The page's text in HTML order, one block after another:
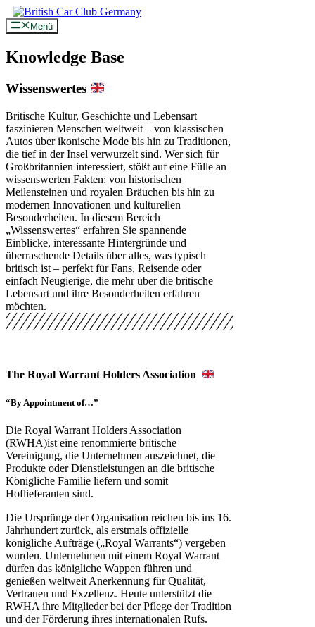
Zum
Inhalt
springen
Menü
Knowledge Base
Wissenswertes
Britische Kultur, Geschichte und Lebensart
faszinieren Menschen weltweit – von klassischen
Autos über ikonische Mode bis hin zu Traditionen,
die tief in der Insel verwurzelt sind. Wer sich für
Großbritannien interessiert, stößt auf eine Fülle an
wissenswerten Fakten: von historischen
Meilensteinen und royalen Bräuchen bis hin zu
modernen Innovationen und kulturellen
Besonderheiten. In diesem Bereich
„Wissenswertes“ erfahren Sie spannende
Einblicke, interessante Hintergründe und
überraschende Details über alles, was typisch
britisch ist – perfekt für Fans, Reisende oder
einfach Neugierige, die mehr über die britische
Lebensart und ihre Besonderheiten erfahren
möchten.
The Royal Warrant Holders Association
“By Appointment of…”
Die Royal Warrant Holders Association
(RWHA)ist eine renommierte britische
Vereinigung, die Unternehmen auszeichnet, die
Produkte oder Dienstleistungen an die britische
Königliche Familie liefern und somit
Hoflieferanten sind.
Die Ursprünge der Organisation reichen bis ins 16.
Jahrhundert zurück, als erstmals offizielle
königliche Aufträge („Royal Warrants“) vergeben
wurden. Unternehmen mit einem Royal Warrant
dürfen das königliche Wappen führen und
genießen weltweit Anerkennung für Qualität,
Vertrauen und Exzellenz. Heute unterstützt die
RWHA ihre Mitglieder bei der Pflege der Tradition
und der Förderung ihres internationalen Rufs.